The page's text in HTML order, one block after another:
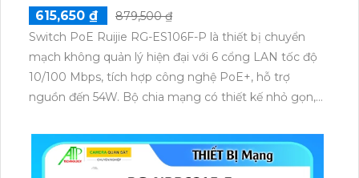
615,650 ₫
879,500 ₫
Switch PoE Ruijie RG-ES106F-P là thiết bị chuyển
mạch không quản lý hiện đại với 6 cổng LAN tốc độ
10/100 Mbps, tích hợp công nghệ PoE+, hỗ trợ
nguồn đến 54W. Bộ chia mạng có thiết kế nhỏ gọn,
phê, hệ thống camera và các mô hình kinh doanh
nhỏ cần mạng ổn định.